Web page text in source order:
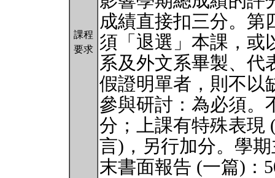
課程
要求
成績直接扣三分。第
須「退選」本課，或
系及外文系畢製、代
假證明單者，則不以
參與研討：為必須。
分；上課有特殊表現
言)，另行加分。學
末書面報告 (一篇)：